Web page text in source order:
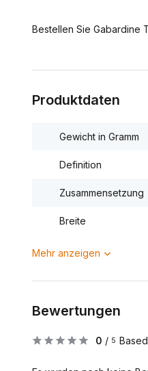
Bestellen Sie Gabardine
Produktdaten
Gewicht in Gramm
Definition
Zusammensetzung
Breite
Mehr anzeigen
Bewertungen
0 / 5